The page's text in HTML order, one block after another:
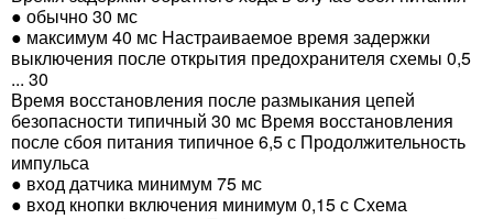
● обычно 30 мс
● максимум 40 мс Настраиваемое время задержки
выключения после открытия предохранителя схемы 0,5
... 30
Время восстановления после размыкания цепей
безопасности типичный 30 мс Время восстановления
после сбоя питания типичное 6,5 с Продолжительность
импульса
● вход датчика минимум 75 мс
● вход кнопки включения минимум 0,15 с Схема